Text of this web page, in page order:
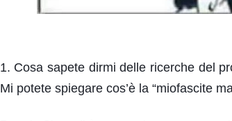
1. Cosa sapete dirmi delle ricerche del
Mi potete spiegare cos’è la “miofascite